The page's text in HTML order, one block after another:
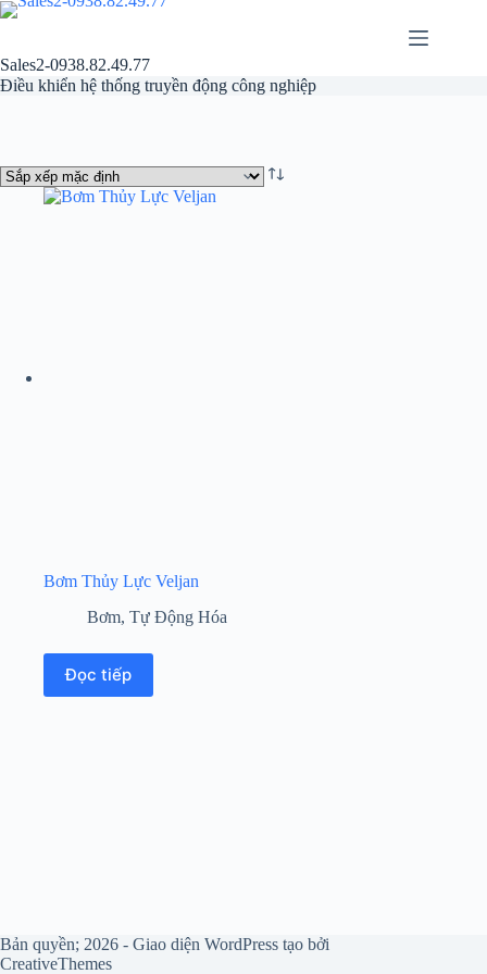
Chuyển
nội
dung
Sales2-0938.82.49.77
Điều khiển hệ thống truyền động công nghiệp
Bơm Thủy Lực Veljan
Bơm, Tự Động Hóa
Đọc tiếp
Bản quyền; 2026 - Giao diện WordPress tạo bởi
CreativeThemes